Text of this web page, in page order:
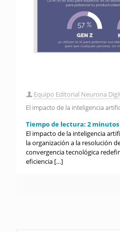
Equipo Editorial Neurona
El impacto de la inteligencia
Tiempo de lectura: 2 minutos
El impacto de la inteligencia
la organización a la resolución
convergencia tecnológica
eficiencia […]